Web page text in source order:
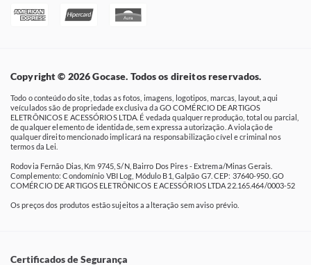
Copyright © 2026 Gocase. Todos os direitos reservados.
Todo o conteúdo do site, todas as fotos, imagens, logotipos, marcas, layout, aqui
veículados são de propriedade exclusiva da GO COMÉRCIO DE ARTIGOS
ELETRÔNICOS E ACESSÓRIOS LTDA. É vedada qualquer reprodução, total ou parcial,
de qualquer elemento de identidade, sem expressa autorização. A violação de
qualquer direito mencionado implicará na responsabilização cível e criminal nos
termos da Lei.
Rodovia Fernão Dias, Km 9745, S/N, Bairro Dos Pires - Extrema/Minas Gerais.
Complemento: Condomínio VBI Log, Módulo B1, Galpão G7. CEP: 37640-950. GO
COMÉRCIO DE ARTIGOS ELETRÔNICOS E ACESSÓRIOS LTDA 22.165.464/0003-52
Os preços dos produtos estão sujeitos a alteração sem aviso prévio.
Certificados de Segurança